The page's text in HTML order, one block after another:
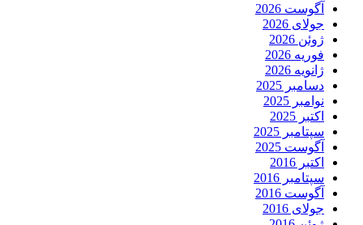
آگوست 2026
جولای 2026
ژوئن 2026
فوریه 2026
ژانویه 2026
دسامبر 2025
نوامبر 2025
اکتبر 2025
سپتامبر 2025
آگوست 2025
اکتبر 2016
سپتامبر 2016
آگوست 2016
جولای 2016